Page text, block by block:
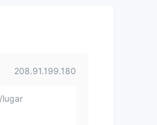
208.91.199.180
lugar